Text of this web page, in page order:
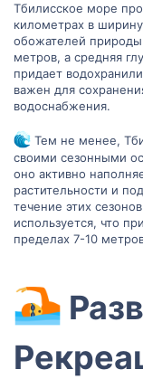
Тбилисское море
километрах в
обожателей
метров, а средняя
придает
важен для
водоснабжения.
Тем не менее,
своими сезонными
оно активно
растительности и
течение этих
используется, что
пределах 7-10